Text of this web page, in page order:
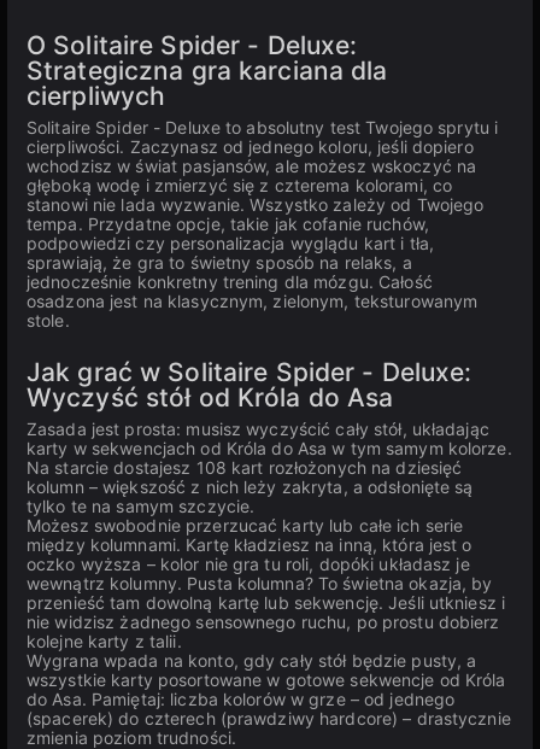
O Solitaire Spider - Deluxe:
Strategiczna gra karciana dla
cierpliwych
Solitaire Spider - Deluxe to absolutny test Twojego sprytu i
cierpliwości. Zaczynasz od jednego koloru, jeśli dopiero
wchodzisz w świat pasjansów, ale możesz wskoczyć na
głęboką wodę i zmierzyć się z czterema kolorami, co
stanowi nie lada wyzwanie. Wszystko zależy od Twojego
tempa. Przydatne opcje, takie jak cofanie ruchów,
podpowiedzi czy personalizacja wyglądu kart i tła,
sprawiają, że gra to świetny sposób na relaks, a
jednocześnie konkretny trening dla mózgu. Całość
osadzona jest na klasycznym, zielonym, teksturowanym
stole.
Jak grać w Solitaire Spider - Deluxe:
Wyczyść stół od Króla do Asa
Zasada jest prosta: musisz wyczyścić cały stół, układając
karty w sekwencjach od Króla do Asa w tym samym kolorze.
Na starcie dostajesz 108 kart rozłożonych na dziesięć
kolumn – większość z nich leży zakryta, a odsłonięte są
tylko te na samym szczycie.
Możesz swobodnie przerzucać karty lub całe ich serie
między kolumnami. Kartę kładziesz na inną, która jest o
oczko wyższa – kolor nie gra tu roli, dopóki układasz je
wewnątrz kolumny. Pusta kolumna? To świetna okazja, by
przenieść tam dowolną kartę lub sekwencję. Jeśli utkniesz i
nie widzisz żadnego sensownego ruchu, po prostu dobierz
kolejne karty z talii.
Wygrana wpada na konto, gdy cały stół będzie pusty, a
wszystkie karty posortowane w gotowe sekwencje od Króla
do Asa. Pamiętaj: liczba kolorów w grze – od jednego
(spacerek) do czterech (prawdziwy hardcore) – drastycznie
zmienia poziom trudności.